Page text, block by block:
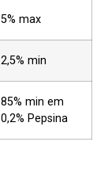
5% max
2,5% min
85% min em
0,2% Pepsina